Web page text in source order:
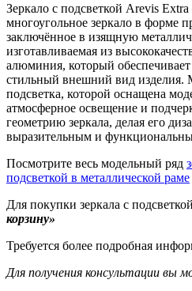
Зеркало с подсветкой Arevis
многоугольное зеркало в форме
заключённое в изящную
изготавливаемая из
алюминия, который
стильный внешний вид изделия.
подсветка, которой оснащена
атмосферное освещение и
геометрию зеркала, делая его
выразительным и
Посмотрите весь модельный ряд
подсветкой в металлической раме
Для покупки зеркала с
корзину»
Требуется более подробная
Для получения консультации вы